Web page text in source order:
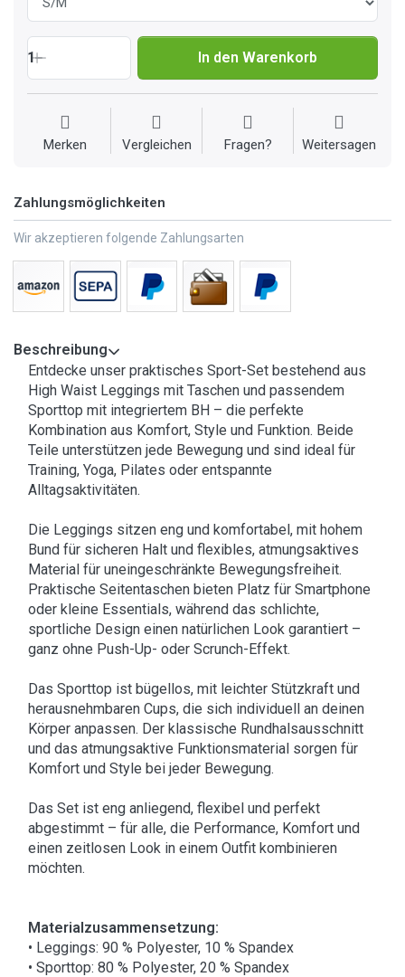
1 In den Warenkorb
Merken Vergleichen Fragen? Weitersagen
Zahlungsmöglichkeiten
Wir akzeptieren folgende Zahlungsarten
Beschreibung
Entdecke unser praktisches Sport-Set bestehend aus
High Waist Leggings mit Taschen und passendem
Sporttop mit integriertem BH – die perfekte
Kombination aus Komfort, Style und Funktion. Beide
Teile unterstützen jede Bewegung und sind ideal für
Training, Yoga, Pilates oder entspannte
Alltagsaktivitäten.
Die Leggings sitzen eng und komfortabel, mit hohem
Bund für sicheren Halt und flexibles, atmungsaktives
Material für uneingeschränkte Bewegungsfreiheit.
Praktische Seitentaschen bieten Platz für Smartphone
oder kleine Essentials, während das schlichte,
sportliche Design einen natürlichen Look garantiert –
ganz ohne Push-Up- oder Scrunch-Effekt.
Das Sporttop ist bügellos, mit leichter Stützkraft und
herausnehmbaren Cups, die sich individuell an deinen
Körper anpassen. Der klassische Rundhalsausschnitt
und das atmungsaktive Funktionsmaterial sorgen für
Komfort und Style bei jeder Bewegung.
Das Set ist eng anliegend, flexibel und perfekt
abgestimmt – für alle, die Performance, Komfort und
einen zeitlosen Look in einem Outfit kombinieren
möchten.
Materialzusammensetzung:
• Leggings: 90 % Polyester, 10 % Spandex
• Sporttop: 80 % Polyester, 20 % Spandex